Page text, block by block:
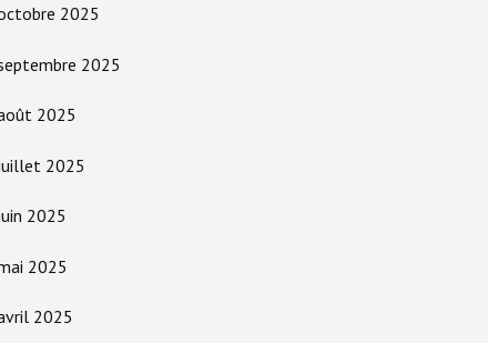
2025
2025
2025
2025
2025
2025
2025